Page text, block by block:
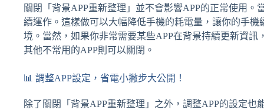
關閉「背景APP重新整理」並不會影響APP的正常使用
續運作。這樣做可以大幅降低手機的耗電量，讓你的手
境。當然，如果你非常需要某些APP在背景持續更新資
其他不常用的APP則可以關閉。
📊 調整APP設定，省電小撇步大公開！
除了關閉「背景APP重新整理」之外，調整APP的設定